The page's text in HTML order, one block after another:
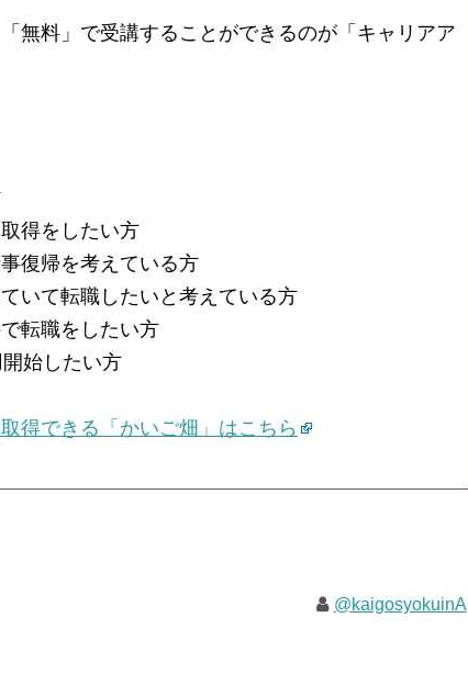
無料」で受講することができるのが「キャリアア
得をしたい方
復帰を考えている方
いて転職したいと考えている方
転職をしたい方
始したい方
得できる「かいご畑」はこちら
@kaigosyokuinA